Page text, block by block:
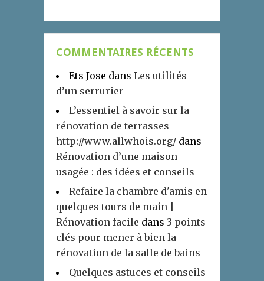
COMMENTAIRES RÉCENTS
Ets Jose dans Les utilités
d’un serrurier
L’essentiel à savoir sur la
rénovation de terrasses
http://www.allwhois.org/ dans
Rénovation d’une maison
usagée : des idées et conseils
Refaire la chambre d'amis en
quelques tours de main |
Rénovation facile dans 3 points
clés pour mener à bien la
rénovation de la salle de bains
Quelques astuces et conseils